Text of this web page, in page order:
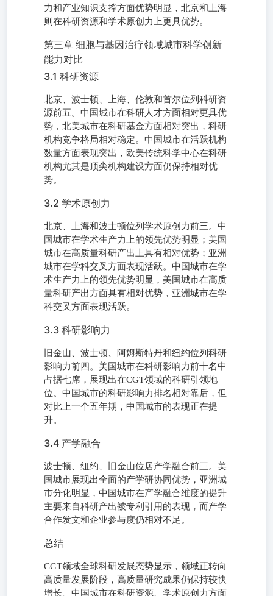
力和产业知识支撑方面优势明显，北京和上海
则在科研资源和学术原创力上更具优势。
第三章 细胞与基因治疗领域城市科学创新
能力对比
3.1 科研资源
北京、波士顿、上海、伦敦和首尔位列科研资
源前五。中国城市在科研人才方面相对更具优
势，北美城市在科研基金方面相对突出，科研
机构竞争格局相对稳定。中国城市在活跃机构
数量方面表现突出，欧美传统科学中心在科研
机构尤其是顶尖机构建设方面仍保持相对优
势。
3.2 学术原创力
北京、上海和波士顿位列学术原创力前三。中
国城市在学术生产力上的领先优势明显；美国
城市在高质量科研产出上具有相对优势；亚洲
城市在学科交叉方面表现活跃。中国城市在学
术生产力上的领先优势明显，美国城市在高质
量科研产出方面具有相对优势，亚洲城市在学
科交叉方面表现活跃。
3.3 科研影响力
旧金山、波士顿、阿姆斯特丹和纽约位列科研
影响力前四。美国城市在科研影响力前十名中
占据七席，展现出在CGT领域的科研引领地
位。中国城市的科研影响力排名相对靠后，但
对比上一个五年期，中国城市的表现正在提
升。
3.4 产学融合
波士顿、纽约、旧金山位居产学融合前三。美
国城市展现出全面的产学研协同优势，亚洲城
市分化明显，中国城市在产学融合维度的提升
主要来自科研产出被专利引用的表现，而产学
合作发文和企业参与度仍相对不足。
总结
CGT领域全球科研发展态势显示，领域正转向
高质量发展阶段，高质量研究成果仍保持较快
增长。中国城市在科研资源、学术原创力方面